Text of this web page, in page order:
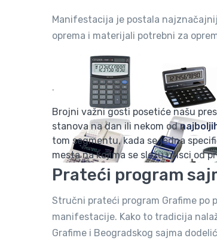
Manifestacija je postala
oprema i materijali potrebni za
.
Brojni važni gosti posetiće našu
stanova na dan ili nekom od
tom segmentu, kada se jedna
mesta na kojima se sležu utisci od
Prateći program
Stručni prateći program Grafime po
manifestacije. Kako to tradicija
Grafime i Beogradskog sajma